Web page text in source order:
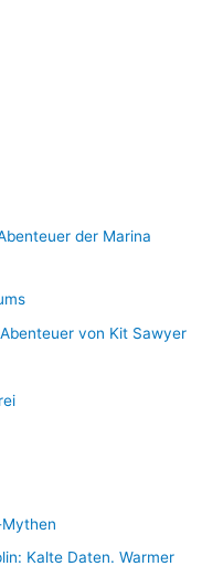
der Marina
von Kit Sawyer
Kalte Daten. Warmer